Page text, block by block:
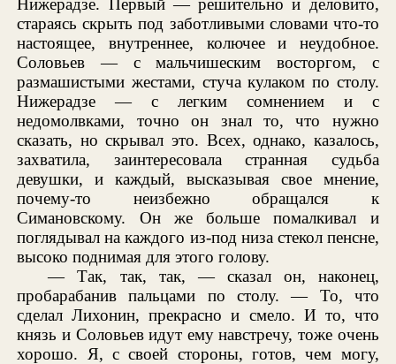
Нижерадзе. Первый — решительно и деловито,
стараясь скрыть под заботливыми словами что-то
настоящее, внутреннее, колючее и неудобное.
Соловьев — с мальчишеским восторгом, с
размашистыми жестами, стуча кулаком по столу.
Нижерадзе — с легким сомнением и с
недомолвками, точно он знал то, что нужно
сказать, но скрывал это. Всех, однако, казалось,
захватила, заинтересовала странная судьба
девушки, и каждый, высказывая свое мнение,
почему-то неизбежно обращался к
Симановскому. Он же больше помалкивал и
поглядывал на каждого из-под низа стекол пенсне,
высоко поднимая для этого голову.
— Так, так, так, — сказал он, наконец,
пробарабанив пальцами по столу. — То, что
сделал Лихонин, прекрасно и смело. И то, что
князь и Соловьев идут ему навстречу, тоже очень
хорошо. Я, с своей стороны, готов, чем могу,